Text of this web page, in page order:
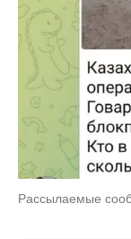
Рассылаемые